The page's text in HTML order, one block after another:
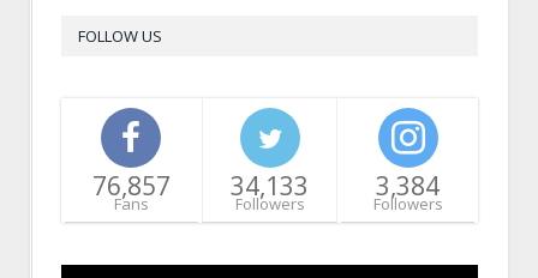
FOLLOW US
76,857
Fans
34,133
Followers
3,384
Followers